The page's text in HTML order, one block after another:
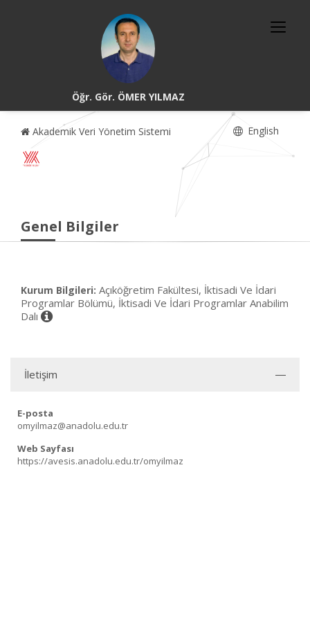
Öğr. Gör. ÖMER YILMAZ
Akademik Veri Yönetim Sistemi English
Genel Bilgiler
Kurum Bilgileri: Açıköğretim Fakültesi, İktisadi Ve İdari
Programlar Bölümü, İktisadi Ve İdari Programlar Anabilim
Dalı
İletişim
E-posta
omyilmaz@anadolu.edu.tr
Web Sayfası
https://avesis.anadolu.edu.tr/omyilmaz